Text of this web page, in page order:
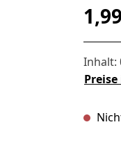
Inhalt: